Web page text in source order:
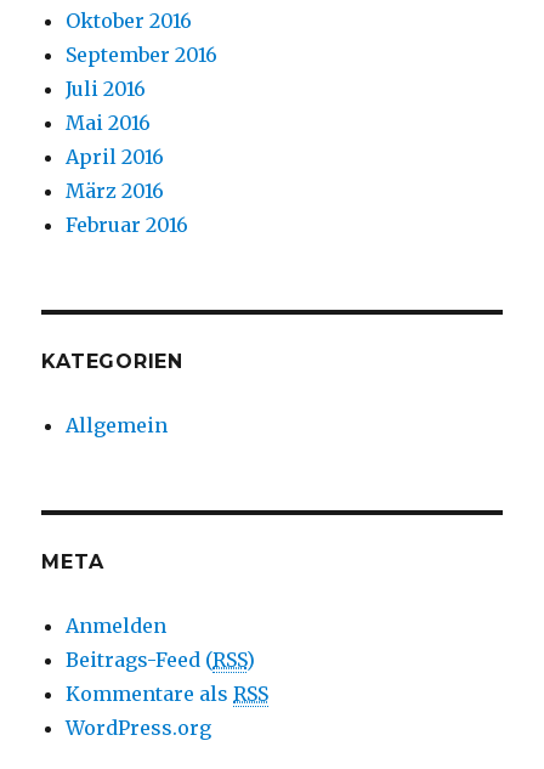
Oktober 2016
September 2016
Juli 2016
Mai 2016
April 2016
März 2016
Februar 2016
KATEGORIEN
Allgemein
META
Anmelden
Beitrags-Feed (RSS)
Kommentare alsRSS
WordPress.org